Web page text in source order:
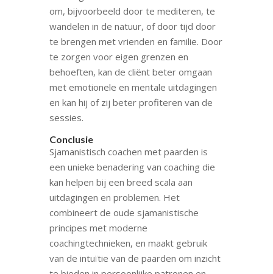
om, bijvoorbeeld door te mediteren, te
wandelen in de natuur, of door tijd door
te brengen met vrienden en familie. Door
te zorgen voor eigen grenzen en
behoeften, kan de cliënt beter omgaan
met emotionele en mentale uitdagingen
en kan hij of zij beter profiteren van de
sessies.
Conclusie
Sjamanistisch coachen met paarden is
een unieke benadering van coaching die
kan helpen bij een breed scala aan
uitdagingen en problemen. Het
combineert de oude sjamanistische
principes met moderne
coachingtechnieken, en maakt gebruik
van de intuïtie van de paarden om inzicht